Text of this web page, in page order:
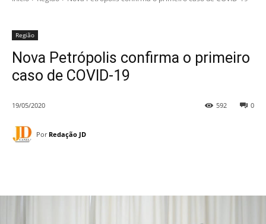
Região
Nova Petrópolis confirma o primeiro
caso de COVID-19
19/05/2020 0
592
Por Redação JD